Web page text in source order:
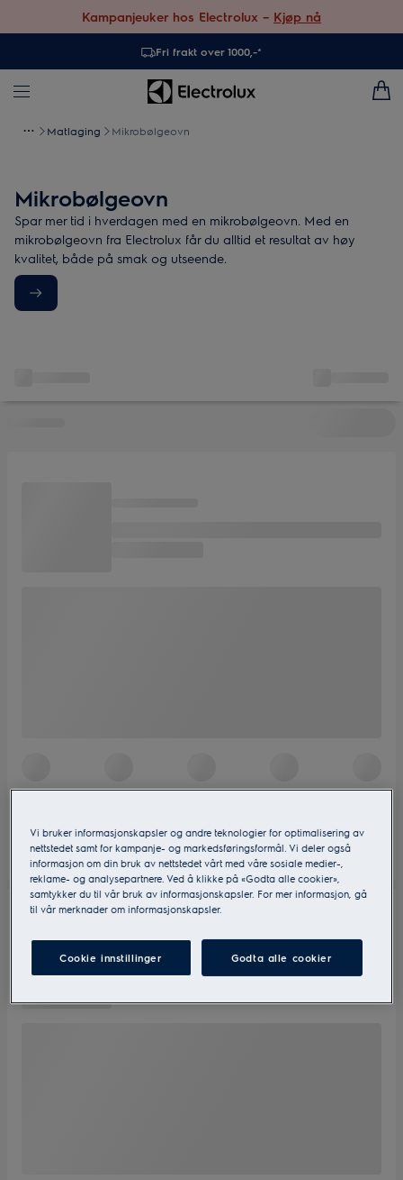
Kampanjeuker hos Electrolux – Kjøp nå
Fri frakt over 1000,-*
Matlaging Mikrobølgeovn
Mikrobølgeovn
Spar mer tid i hverdagen med en mikrobølgeovn. Med en
mikrobølgeovn fra Electrolux får du alltid et resultat av høy
kvalitet, både på smak og utseende.
Vi bruker informasjonskapsler og andre teknologier for optimalisering av
nettstedet samt for kampanje- og markedsføringsformål. Vi deler også
informasjon om din bruk av nettstedet vårt med våre sosiale medier-,
reklame- og analysepartnere. Ved å klikke på «Godta alle cookier»,
samtykker du til vår bruk av informasjonskapsler. For mer informasjon, gå
til vår merknader om informasjonskapsler.
Cookie innstillinger Godta alle cookier